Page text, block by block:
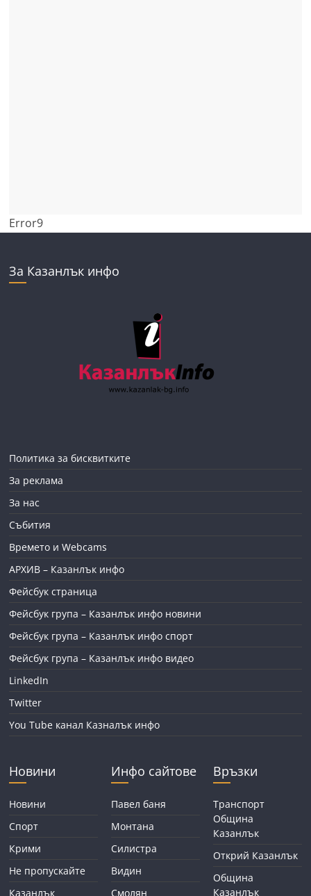
Error9
За Казанлък инфо
Политика за бисквитките
За реклама
За нас
Събития
Времето и Webcams
АРХИВ – Казанлък инфо
Фейсбук страница
Фейсбук група – Казанлък инфо новини
Фейсбук група – Казанлък инфо спорт
Фейсбук група – Казанлък инфо видео
LinkedIn
Twitter
You Tube канал Казналък инфо
Новини
Новини
Спорт
Крими
Не пропускайте
Казанлък
Инфо сайтове
Павел баня
Монтана
Силистра
Видин
Смолян
Връзки
Транспорт
Община
Казанлък
Открий Казанлък
Община
Казанлък